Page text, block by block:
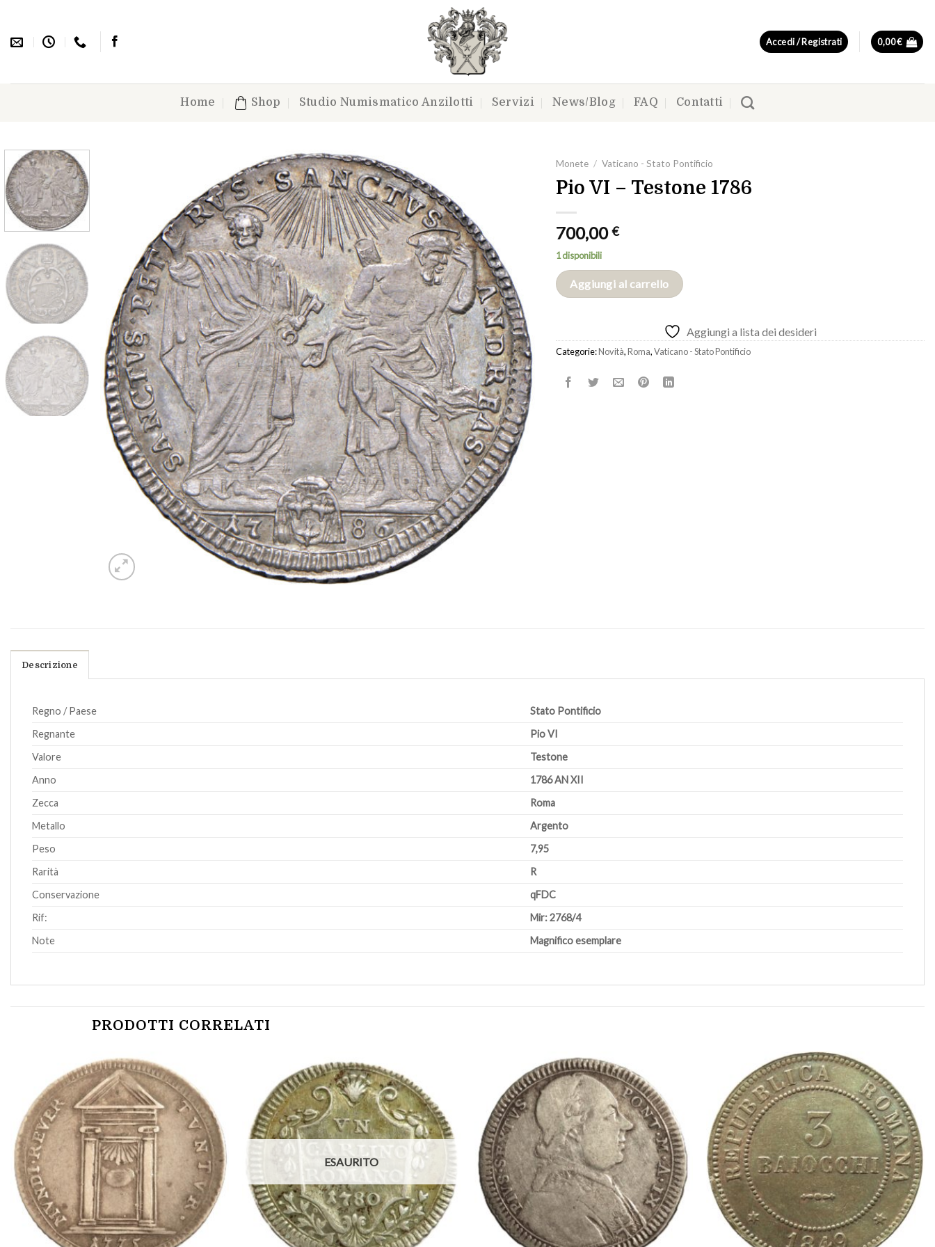
content
Accedi / Registrati 0,00€
Home Shop Studio Numismatico Anzilotti Servizi News/Blog FAQ Contatti
desideri
Monete / Vaticano - Stato Pontificio
Pio VI – Testone 1786
700,00€
1 disponibili
Aggiungi al carrello
Aggiungi a lista dei desideri
Categorie:Novità,Roma,Vaticano - Stato Pontificio
Descrizione
Regno / Paese
Stato Pontificio
Regnante
Pio VI
Valore
Testone
Anno
1786 AN XII
Zecca
Roma
Metallo
Argento
Peso
7,95
Rarità
R
Conservazione
qFDC
Rif:
Mir: 2768/4
Note
Magnifico esemplare
PRODOTTI CORRELATI
Aggiungi
a lista
dei
desideri
Aggiungi
a lista
dei
ESAURITO
Aggiungi
a lista
dei
desideri
Aggiungi
a lista
dei
desideri